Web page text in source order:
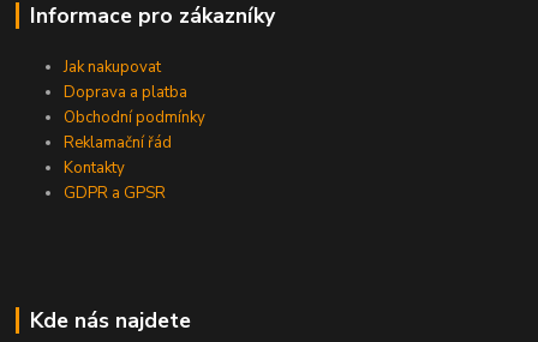
Informace pro zákazníky
Jak nakupovat
Doprava a platba
Obchodní podmínky
Reklamační řád
Kontakty
GDPR a GPSR
Kde nás najdete